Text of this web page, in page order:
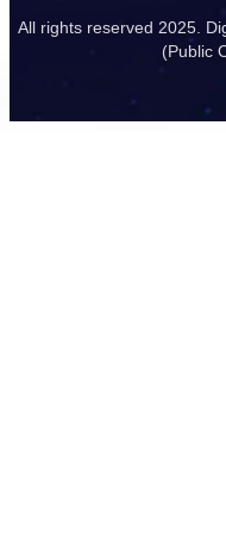
All rights reserved 2025.
(Public